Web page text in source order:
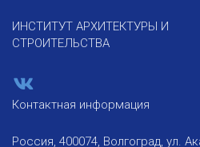
ИНСТИТУТ АРХИТЕКТУРЫ И
СТРОИТЕЛЬСТВА
Контактная информация
Россия, 400074, Волгоград, ул.